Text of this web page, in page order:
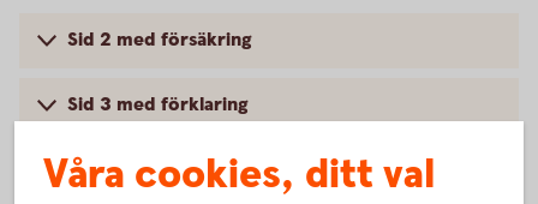
Sid 2 med försäkring
Sid 3 med förklaring
Sid 4 med förklaring
Våra cookies, ditt val